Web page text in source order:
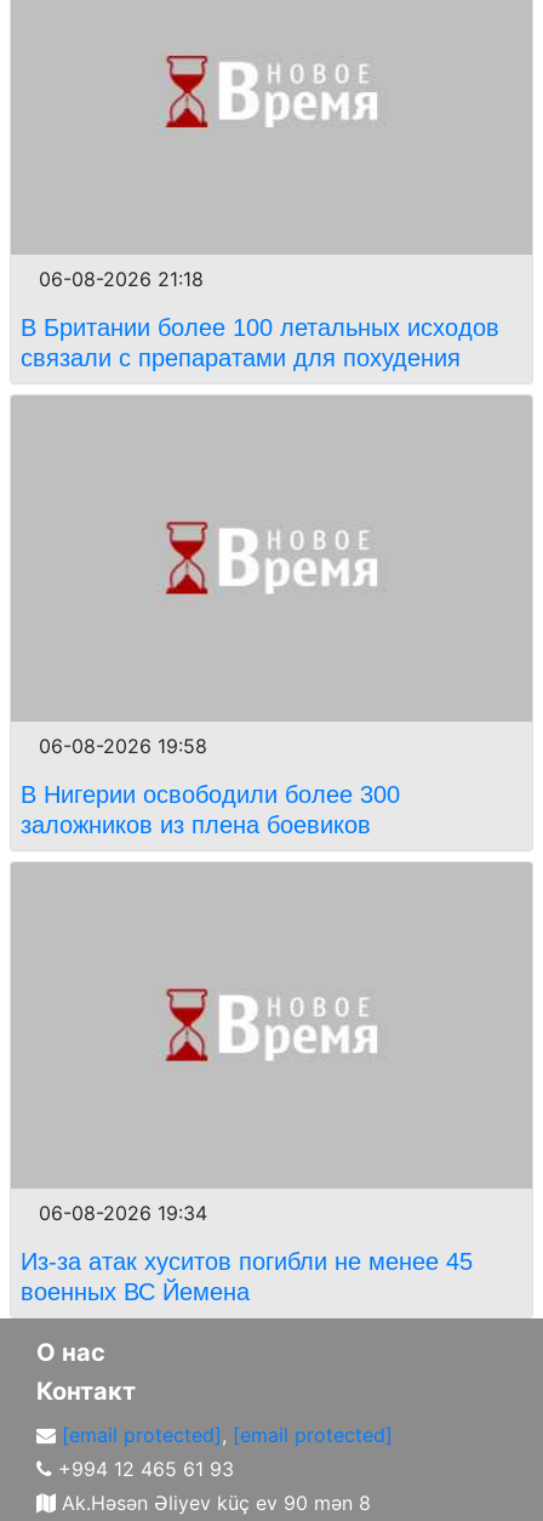
06-08-2026 21:18
В Британии более 100 летальных исходов
связали с препаратами для похудения
06-08-2026 19:58
В Нигерии освободили более 300
заложников из плена боевиков
06-08-2026 19:34
Из-за атак хуситов погибли не менее 45
военных ВС Йемена
О нас
Контакт
[email protected], [email protected]
+994 12 465 61 93
Ak.Həsən Əliyev küç ev 90 mən 8